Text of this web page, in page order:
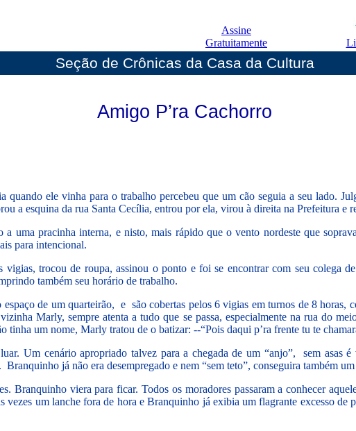
Assine
Gratuitamente
Seção de Crônicas da Casa da Cultura
Amigo P’ra Cachorro
quando ele vinha para o trabalho percebeu que um cão seguia a seu lado.
a esquina da rua Santa Cecília, entrou por ela, virou à direita na Prefeitura e
uma pracinha interna, e nisto, mais rápido que o vento nordeste que
para intencional.
trocou de roupa, assinou o ponto e foi se encontrar com seu colega
também seu horário de trabalho.
de um quarteirão, e são cobertas pelos 6 vigias em turnos de 8
Marly, sempre atenta a tudo que se passa, especialmente na rua do
tinha um nome, Marly tratou de o batizar: --“Pois daqui p’ra frente tu te
Um cenário apropriado talvez para a chegada de um “anjo”, sem asas
já não era desempregado e nem “sem teto”, conseguira também um
Branquinho viera para ficar. Todos os moradores passaram a conhecer
um lanche fora de hora e Branquinho já exibia um flagrante excesso de